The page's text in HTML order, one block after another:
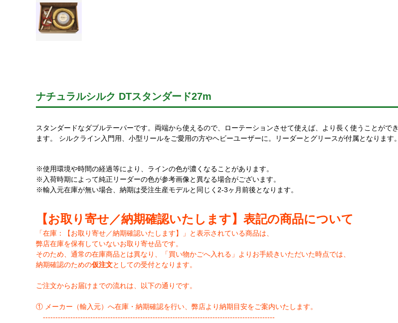
ナチュラルシルク DTスタンダード27m
スタンダードなダブルテーパーです。両端から使えるので、ローテーションさせて使えば、より長く使うことができ
ます。 シルクライン入門用、小型リールをご愛用の方やヘビーユーザーに。リーダーとグリースが付属となります。
※使用環境や時間の経過等により、ラインの色が濃くなることがあります。
※入荷時期によって純正リーダーの色が参考画像と異なる場合がございます。
※輸入元在庫が無い場合、納期は受注生産モデルと同じく2-3ヶ月前後となります。
【お取り寄せ／納期確認いたします】表記の商品について
「在庫：【お取り寄せ／納期確認いたします】」と表示されている商品は、
弊店在庫を保有していないお取り寄せ品です。
そのため、通常の在庫商品とは異なり、「買い物かごへ入れる」よりお手続きいただいた時点では、
納期確認のための仮注文としての受付となります。
ご注文からお届けまでの流れは、以下の通りです。
① メーカー（輸入元）へ在庫・納期確認を行い、弊店より納期目安をご案内いたします。
---------------------------------------------------------------------------------------------